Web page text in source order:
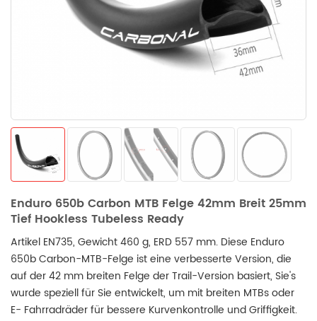
Enduro 650b Carbon MTB Felge 42mm Breit 25mm
Tief Hookless Tubeless Ready
Artikel EN735, Gewicht 460 g, ERD 557 mm. Diese Enduro
650b Carbon-MTB-Felge ist eine verbesserte Version, die
auf der 42 mm breiten Felge der Trail-Version basiert, Sie's
wurde speziell für Sie entwickelt, um mit breiten MTBs oder
E- Fahrradräder für bessere Kurvenkontrolle und Griffigkeit.